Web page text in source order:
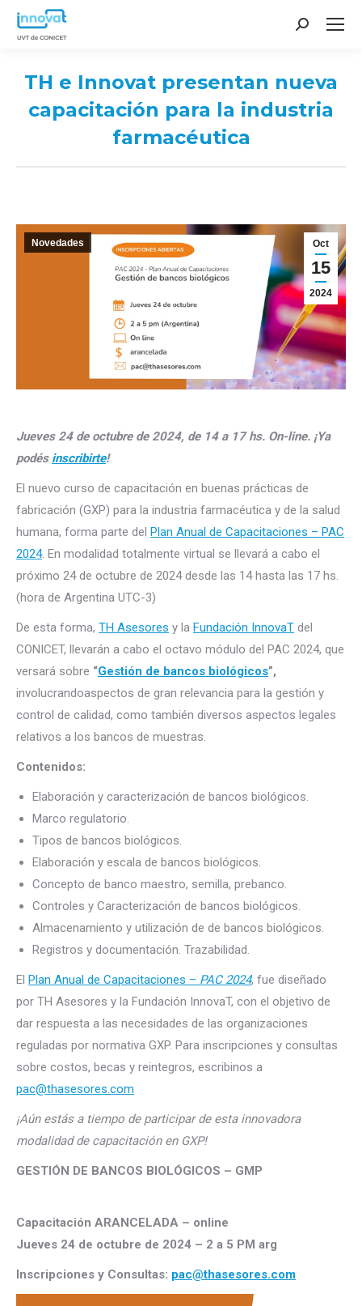
Search:
TH e Innovat presentan nueva
capacitación para la industria
farmacéutica
Oct
15
2024
Novedades
Jueves 24 de octubre de 2024, de 14 a 17 hs. On-line. ¡Ya
podés inscribirte!
El nuevo curso de capacitación en buenas prácticas de
fabricación (GXP) para la industria farmacéutica y de la salud
humana, forma parte del Plan Anual de Capacitaciones – PAC
2024. En modalidad totalmente virtual se llevará a cabo el
próximo 24 de octubre de 2024 desde las 14 hasta las 17 hs.
(hora de Argentina UTC-3)
De esta forma, TH Asesores y la Fundación InnovaT del
CONICET, llevarán a cabo el octavo módulo del PAC 2024, que
versará sobre “Gestión de bancos biológicos”,
involucrandoaspectos de gran relevancia para la gestión y
control de calidad, como también diversos aspectos legales
relativos a los bancos de muestras.
Contenidos:
Elaboración y caracterización de bancos biológicos.
Marco regulatorio.
Tipos de bancos biológicos.
Elaboración y escala de bancos biológicos.
Concepto de banco maestro, semilla, prebanco.
Controles y Caracterización de bancos biológicos.
Almacenamiento y utilización de de bancos biológicos.
Registros y documentación. Trazabilidad.
El Plan Anual de Capacitaciones – PAC 2024, fue diseñado
por TH Asesores y la Fundación InnovaT, con el objetivo de
dar respuesta a las necesidades de las organizaciones
reguladas por normativa GXP. Para inscripciones y consultas
sobre costos, becas y reintegros, escribinos a
pac@thasesores.com
¡Aún estás a tiempo de participar de esta innovadora
modalidad de capacitación en GXP!
GESTIÓN DE BANCOS BIOLÓGICOS – GMP
Capacitación ARANCELADA – online
Jueves 24 de octubre de 2024 – 2 a 5 PM arg
Inscripciones y Consultas: pac@thasesores.com